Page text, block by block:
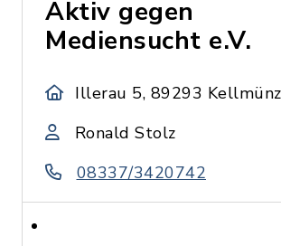
Aktiv gegen
Mediensucht e.V.
Illerau 5, 89293 Kellmünz
Ronald Stolz
08337/3420742